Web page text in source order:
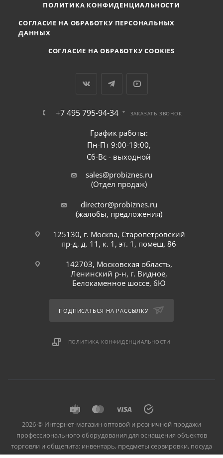
ПОЛИТИКА КОНФИДЕНЦИАЛЬНОСТИ
СОГЛАСИЕ НА ОБРАБОТКУ ПЕРСОНАЛЬНЫХ
ДАННЫХ
СОГЛАСИЕ НА ОБРАБОТКУ COOKIES
+7 495 795-94-34 ЗАКАЗАТЬ ЗВОНОК
График работы:
Пн-Пт 9:00-19:00,
Сб-Вс - выходной
sales@probiznes.ru
(Отдел продаж)
director@probiznes.ru
(жалобы, предложения)
125130, г. Москва, Старопетровский
пр-д, д. 11, к. 1, эт. 1, помещ. 86
142703, Московская область,
Ленинский р-н, г. Видное,
Белокаменное шоссе, 6Ю
ПОДПИСАТЬСЯ НА РАССЫЛКУ
ПОЛИТИКА КОНФИДЕНЦИАЛЬНОСТИ
2026 © Интернет-магазин оптовой и розничной продажи
профессионального оборудования для оснащения объектов
торговли и общепита: инвентарь, предметы сервировки, посуда